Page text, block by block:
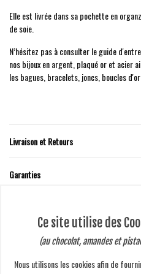
Elle est livrée dans sa pochette en
de soie.
N’hésitez pas à consulter le guide
nos bijoux en argent, plaqué or et acier
les bagues, bracelets, joncs, boucles
Livraison et Retours
Garanties
VOTRE COMPTECe site utilise des
(au chocolat, amandes et
Nous utilisons les cookies afin de